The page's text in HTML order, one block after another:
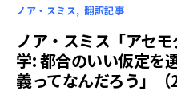
ノア・スミス 翻訳記事
ノア・スミス「アセ
学: 都合のいい仮定を
義ってなんだろう」（